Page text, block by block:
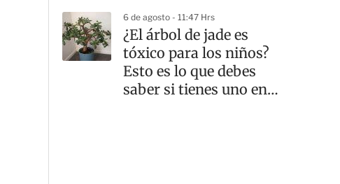
6 de agosto - 11:47 Hrs
¿El árbol de jade es
tóxico para los niños?
Esto es lo que debes
saber si tienes uno en